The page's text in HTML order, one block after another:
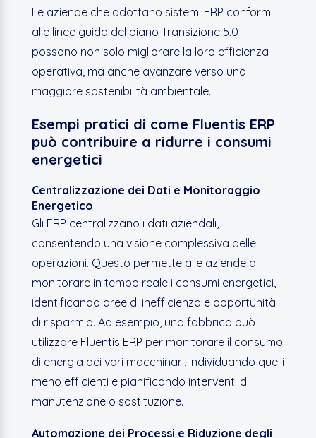
Le aziende che adottano sistemi ERP conformi
alle linee guida del piano Transizione 5.0
possono non solo migliorare la loro efficienza
operativa, ma anche avanzare verso una
maggiore sostenibilità ambientale.
Esempi pratici di come Fluentis ERP
può contribuire a ridurre i consumi
energetici
Centralizzazione dei Dati e Monitoraggio
Energetico
Gli ERP centralizzano i dati aziendali,
consentendo una visione complessiva delle
operazioni. Questo permette alle aziende di
monitorare in tempo reale i consumi energetici,
identificando aree di inefficienza e opportunità
di risparmio. Ad esempio, una fabbrica può
utilizzare Fluentis ERP per monitorare il consumo
di energia dei vari macchinari, individuando quelli
meno efficienti e pianificando interventi di
manutenzione o sostituzione.
Automazione dei Processi e Riduzione degli